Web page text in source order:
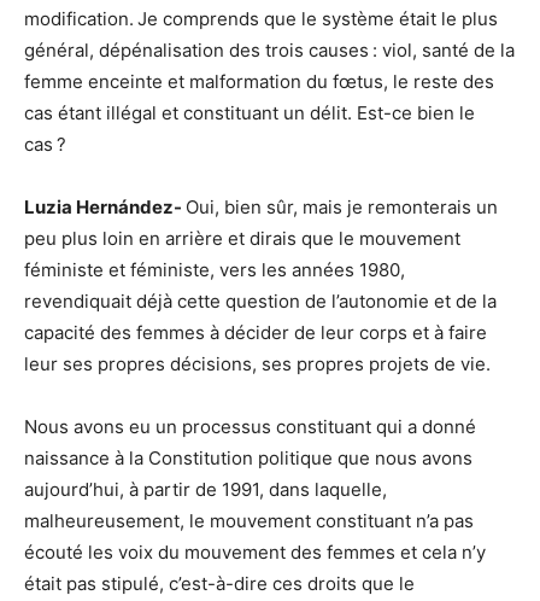
modification. Je comprends que le système était le plus
général, dépénalisation des trois causes : viol, santé de la
femme enceinte et malformation du fœtus, le reste des
cas étant illégal et constituant un délit. Est-ce bien le
cas ?
Luzia Hernández- Oui, bien sûr, mais je remonterais un
peu plus loin en arrière et dirais que le mouvement
féministe et féministe, vers les années 1980,
revendiquait déjà cette question de l’autonomie et de la
capacité des femmes à décider de leur corps et à faire
leur ses propres décisions, ses propres projets de vie.
Nous avons eu un processus constituant qui a donné
naissance à la Constitution politique que nous avons
aujourd’hui, à partir de 1991, dans laquelle,
malheureusement, le mouvement constituant n’a pas
écouté les voix du mouvement des femmes et cela n’y
était pas stipulé, c’est-à-dire ces droits que le